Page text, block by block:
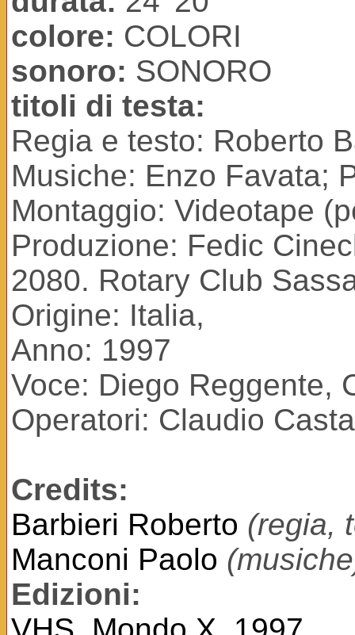
colore: COLORI
sonoro: SONORO
titoli di testa:
Regia e testo: Roberto
Musiche: Enzo Favata;
Montaggio: Videotape
Produzione: Fedic
2080. Rotary Club
Origine: Italia,
Anno: 1997
Voce: Diego Reggente,
Operatori: Claudio
Credits:
Barbieri Roberto (regia,
Manconi Paolo
Edizioni: